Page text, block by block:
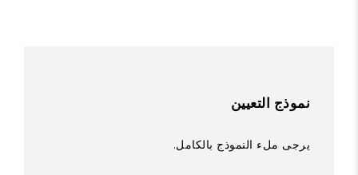
نموذج التعيين
يرجى ملء النموذج بالكامل.